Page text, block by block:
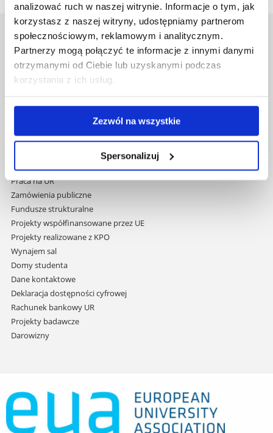
analizować ruch w naszej witrynie. Informacje o tym, jak
korzystasz z naszej witryny, udostępniamy partnerom
społecznościowym, reklamowym i analitycznym.
Partnerzy mogą połączyć te informacje z innymi danymi
otrzymanymi od Ciebie lub uzyskanymi podczas
korzystania z ich usług.
Zezwól na wszystkie
Spersonalizuj
Uniwersytet Rzeszowski
Al. Tadeusza Rejtana 16C
35-959 Rzeszów
nawigację
przejdź
Mapa serwisu
Wydawnictwo
Studia podyplomowe
Praca na UR
Zamówienia publiczne
Fundusze strukturalne
Projekty współfinansowane przez UE
Projekty realizowane z KPO
Wynajem sal
Domy studenta
Dane kontaktowe
Deklaracja dostępności cyfrowej
Rachunek bankowy UR
Projekty badawcze
Darowizny